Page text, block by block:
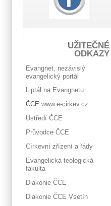
UŽITEČNÉ
ODKAZY
Evangnet, nezávislý
evangelický portál
Liptál na Evangnetu
ČCE www.e-cirkev.cz
Ústředí ČCE
Průvodce ČCE
Církevní zřízení a řády
Evangelická teologická
fakulta
Diakonie ČCE
Diakonie ČCE Vsetín